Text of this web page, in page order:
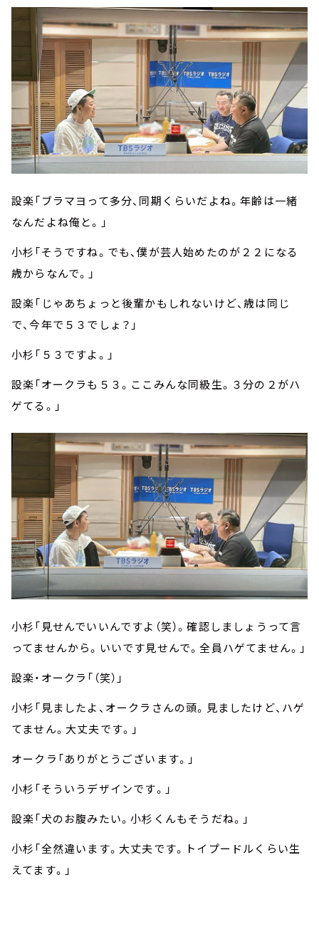
設楽「ブラマヨって多分、同期くらいだよね。年齢は一緒
なんだよね俺と。」
小杉「そうですね。でも、僕が芸人始めたのが２２になる
歳からなんで。」
設楽「じゃあちょっと後輩かもしれないけど、歳は同じ
で、今年で５３でしょ？」
小杉「５３ですよ。」
設楽「オークラも５３。ここみんな同級生。３分の２がハ
ゲてる。」
小杉「見せんでいいんですよ（笑）。確認しましょうって言
ってませんから。いいです見せんで。全員ハゲてません。」
設楽・オークラ「（笑）」
小杉「見ましたよ、オークラさんの頭。見ましたけど、ハゲ
てません。大丈夫です。」
オークラ「ありがとうございます。」
小杉「そういうデザインです。」
設楽「犬のお腹みたい。小杉くんもそうだね。」
小杉「全然違います。大丈夫です。トイプードルくらい生
えてます。」